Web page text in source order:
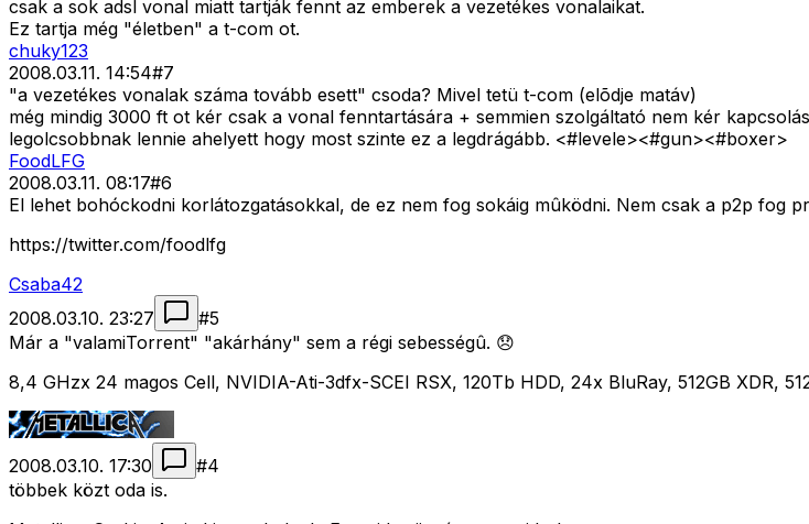
csak a sok adsl vonal miatt tartják fennt az emberek a vezetékes vonalaikat.
Ez tartja még "életben" a t-com ot.
chuky123
2008.03.11. 14:54#7
"a vezetékes vonalak száma tovább esett" csoda? Mivel tetü t-com (elõdje matáv)
még mindig 3000 ft ot kér csak a vonal fenntartására + semmien szolgáltató nem kér
legolcsobbnak lennie ahelyett hogy most szinte ez a legdrágább. <#levele><#gun><#boxer>
FoodLFG
2008.03.11. 08:17#6
El lehet bohóckodni korlátozgatásokkal, de ez nem fog sokáig mûködni. Nem csak a p2p fog
https://twitter.com/foodlfg
Csaba42
2008.03.10. 23:27
#5
Már a "valamiTorrent" "akárhány" sem a régi sebességû. 😞
8,4 GHzx 24 magos Cell, NVIDIA-Ati-3dfx-SCEI RSX, 120Tb HDD, 24x BluRay, 512GB XDR,
2008.03.10. 17:30 #4
többek közt oda is.